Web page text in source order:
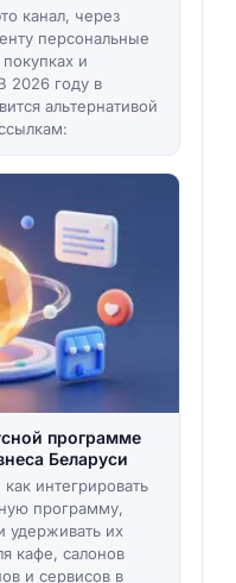
канал, через
персональные
и
2026 году в
альтернативой
программе
Беларуси
интегрировать
программу,
удерживать их
кафе, салонов
и сервисов в